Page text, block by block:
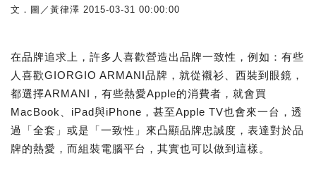
文．圖／黃律澤 2015-03-31 00:00:00
在品牌追求上，許多人喜歡營造出品牌一致性，例如：有些
人喜歡GIORGIO ARMANI品牌，就從襯衫、西裝到眼鏡，
都選擇ARMANI，有些熱愛Apple的消費者，就會買
MacBook、iPad與iPhone，甚至Apple TV也會來一台，透
過「全套」或是「一致性」來凸顯品牌忠誠度，表達對於品
牌的熱愛，而組裝電腦平台，其實也可以做到這樣。